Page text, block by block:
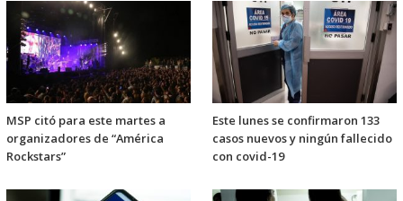
MSP citó para este martes a
organizadores de “América
Rockstars”
Este lunes se confirmaron 133
casos nuevos y ningún fallecido
con covid-19